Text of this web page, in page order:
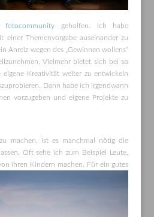
fotocommunity geholfen. Ich habe
einer Themenvorgabe auseinander zu
Anreiz wegen des „Gewinnen wollens“
Vielmehr bietet sich bei so
Kreativität weiter zu entwickeln
Dann habe ich irgendwann
vorzugeben und eigene Projekte zu
machen, ist es manchmal nötig die
Oft sehe ich zum Beispiel Leute,
ihren Kindern machen. Für ein gutes